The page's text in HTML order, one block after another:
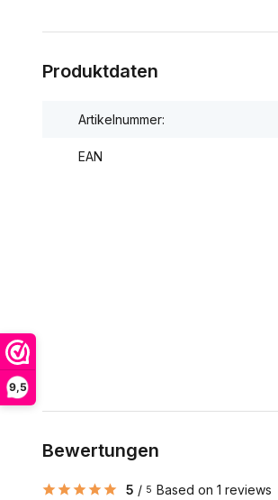
9,5
Produktdaten
Artikelnummer:
EAN
Bewertungen
5 / 5 Based on 1 reviews